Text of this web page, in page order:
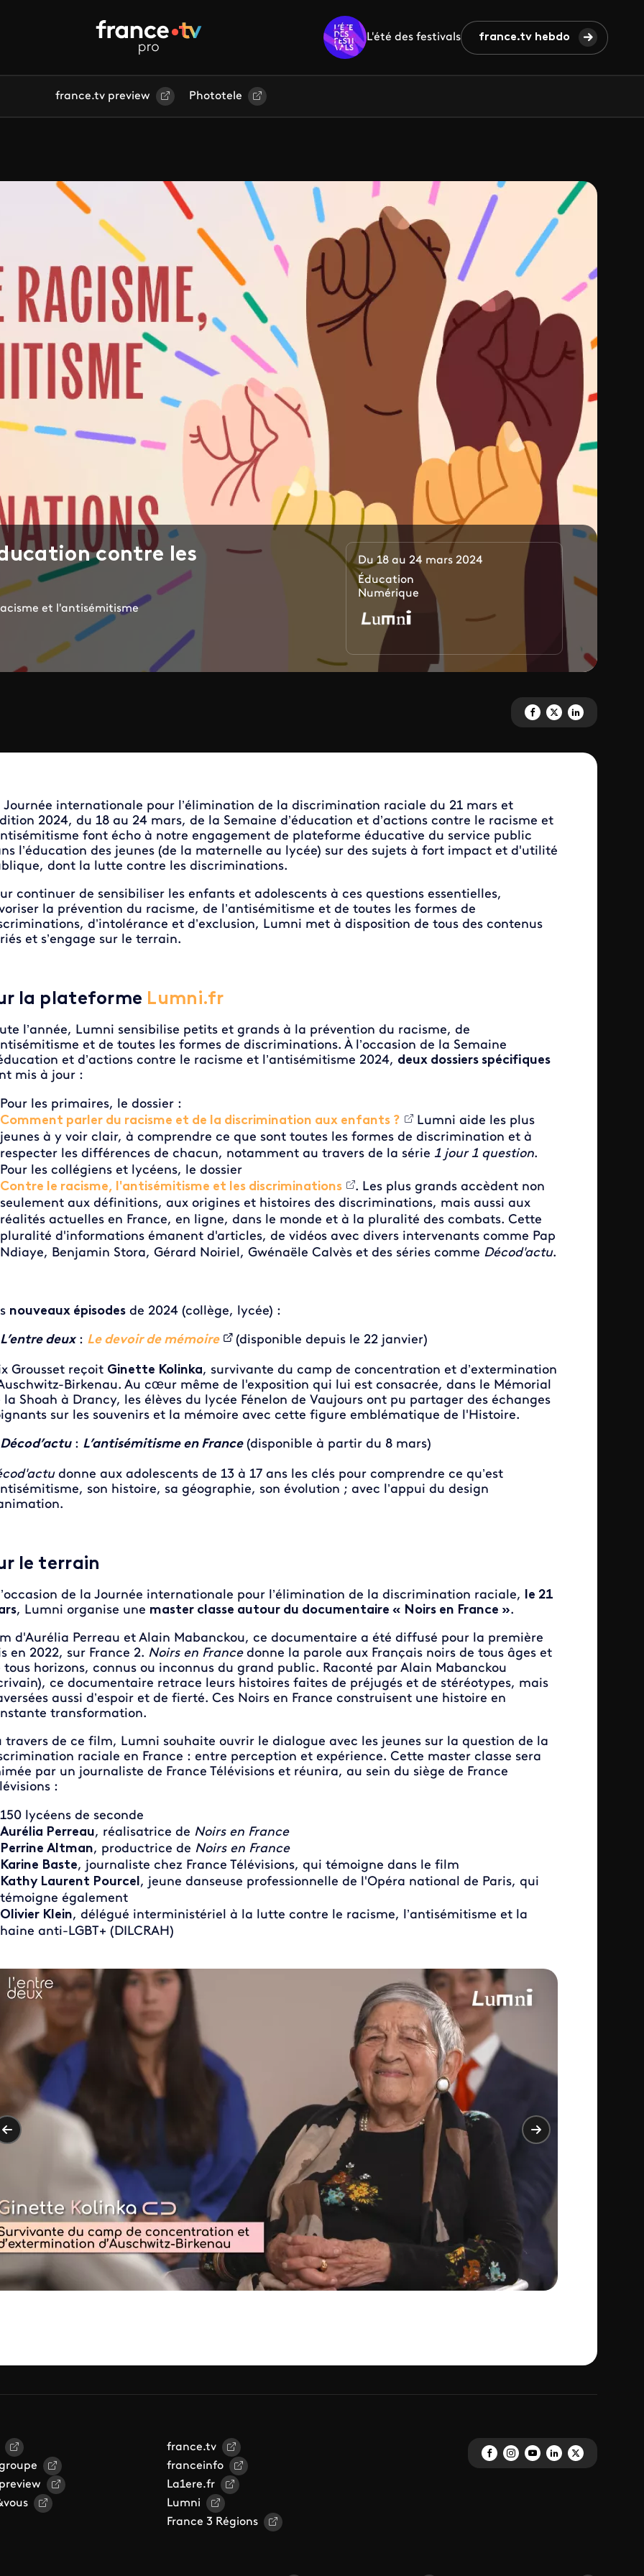
L'été des festivals france.tv hebdo
france.tv preview Phototele
contre les
et l'antisémitisme
Du 18 au 24 mars 2024
Éducation
Numérique
Partagez 'Lumni, engagé
Partagez 'Lumni,
Partagez 'Lumni,
Journée internationale pour l’élimination de la discrimination raciale du 21 mars et
2024, du 18 au 24 mars, de la Semaine d’éducation et d’actions contre le racisme et
font écho à notre engagement de plateforme éducative du service public
l’éducation des jeunes (de la maternelle au lycée) sur des sujets à fort impact et d'utilité
dont la lutte contre les discriminations.
continuer de sensibiliser les enfants et adolescents à ces questions essentielles,
la prévention du racisme, de l’antisémitisme et de toutes les formes de
d’intolérance et d’exclusion, Lumni met à disposition de tous des contenus
et s’engage sur le terrain.
la plateforme Lumni.fr
l’année, Lumni sensibilise petits et grands à la prévention du racisme, de
et de toutes les formes de discriminations. À l’occasion de la Semaine
et d’actions contre le racisme et l’antisémitisme 2024, deux dossiers spécifiques
mis à jour :
Pour les primaires, le dossier :
Comment parler du racisme et de la discrimination aux enfants ?
Lumni aide les plus
jeunes à y voir clair, à comprendre ce que sont toutes les formes de discrimination et à
respecter les différences de chacun, notamment au travers de la série 1 jour 1 question.
Pour les collégiens et lycéens, le dossier
Contre le racisme, l'antisémitisme et les discriminations
. Les plus grands accèdent non
seulement aux définitions, aux origines et histoires des discriminations, mais aussi aux
réalités actuelles en France, en ligne, dans le monde et à la pluralité des combats. Cette
pluralité d'informations émanent d'articles, de vidéos avec divers intervenants comme Pap
Ndiaye, Benjamin Stora, Gérard Noiriel, Gwénaële Calvès et des séries comme Décod'actu.
nouveaux épisodesde 2024 (collège, lycée) :
L’entre deux: Le devoir de mémoire (disponible depuis le 22 janvier)
Grousset reçoit Ginette Kolinka, survivante du camp de concentration et d’extermination
Birkenau. Au cœur même de l'exposition qui lui est consacrée, dans le Mémorial
la Shoah à Drancy, les élèves du lycée Fénelon de Vaujours ont pu partager des échanges
sur les souvenirs et la mémoire avec cette figure emblématique de l'Histoire.
Décod’actu: L’antisémitisme en France(disponible à partir du 8 mars)
donne aux adolescents de 13 à 17 ans les clés pour comprendre ce qu’est
son histoire, sa géographie, son évolution ; avec l’appui du design
le terrain
de la Journée internationale pour l’élimination de la discrimination raciale, le 21
, Lumni organise une master classe autour du documentaire « Noirs en France ».
d'Aurélia Perreau et Alain Mabanckou, ce documentaire a été diffusé pour la première
en 2022, sur France 2. Noirs en Francedonne la parole aux Français noirs de tous âges et
tous horizons, connus ou inconnus du grand public. Raconté par Alain Mabanckou
ce documentaire retrace leurs histoires faites de préjugés et de stéréotypes, mais
aussi d’espoir et de fierté. Ces Noirs en France construisent une histoire en
transformation.
travers de ce film, Lumni souhaite ouvrir le dialogue avec les jeunes sur la question de la
raciale en France : entre perception et expérience. Cette master classe sera
par un journaliste de France Télévisions et réunira, au sein du siège de France
:
150 lycéens de seconde
Aurélia Perreau, réalisatrice de Noirs en France
Perrine Altman, productrice de Noirs en France
Karine Baste, journaliste chez France Télévisions, qui témoigne dans le film
Kathy Laurent Pourcel, jeune danseuse professionnelle de l'Opéra national de Paris, qui
témoigne également
Olivier Klein, délégué interministériel à la lutte contre le racisme, l’antisémitisme et la
haine anti-LGBT+ (DILCRAH)
france.tv
franceinfo
La1ere.fr
Lumni
France 3 Régions